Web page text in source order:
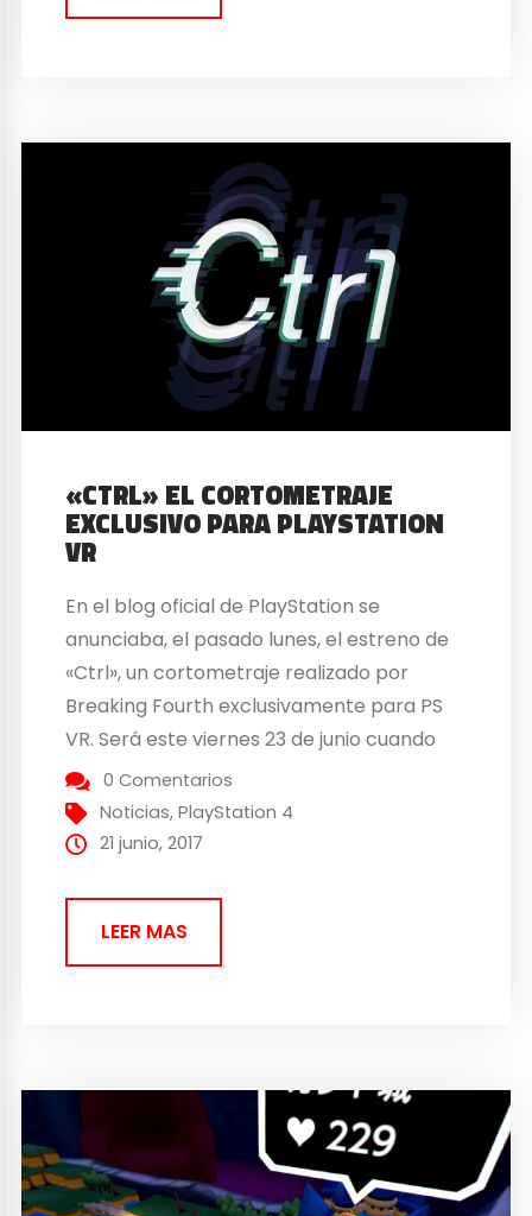
«CTRL» EL CORTOMETRAJE
EXCLUSIVO PARA PLAYSTATION
VR
En el blog oficial de PlayStation se
anunciaba, el pasado lunes, el estreno de
«Ctrl», un cortometraje realizado por
Breaking Fourth exclusivamente para PS
VR. Será este viernes 23 de junio cuando
estrenen Ctrl, disponible para descargar
desde PS Store. En Crtl veremos a Liam, un
joven que compite en un campeonato de
0 Comentarios
Noticias,PlayStation 4
21 junio, 2017
LEER MAS